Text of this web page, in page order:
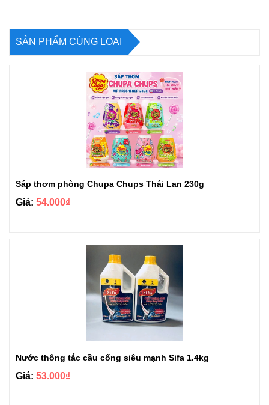
SẢN PHẨM CÙNG LOẠI
Sáp thơm phòng Chupa Chups Thái Lan 230g
Giá: 54.000₫
Nước thông tắc cầu cống siêu mạnh Sifa 1.4kg
Giá: 53.000₫